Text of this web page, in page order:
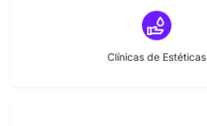
Clínicas de Estéticas
(10)